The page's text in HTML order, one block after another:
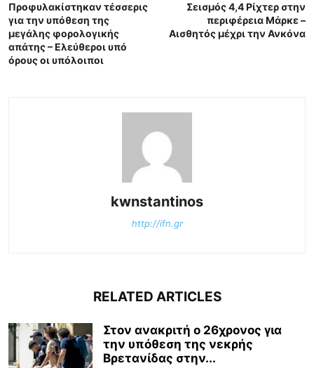
Προφυλακίστηκαν τέσσερις
για την υπόθεση της
μεγάλης φορολογικής
απάτης – Ελεύθεροι υπό
όρους οι υπόλοιποι
Σεισμός 4,4 Ρίχτερ στην
περιφέρεια Μάρκε –
Αισθητός μέχρι την Ανκόνα
kwnstantinos
http://ifn.gr
RELATED ARTICLES
Στον ανακριτή ο 26χρονος για
την υπόθεση της νεκρής
Βρετανίδας στην...